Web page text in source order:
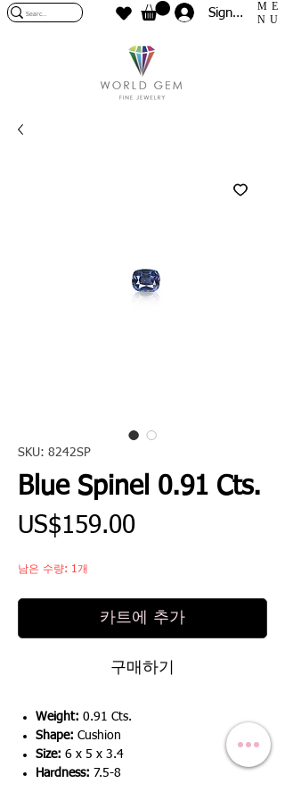
Sign In
ME
NU
SKU: 8242SP
Blue Spinel 0.91 Cts.
US$159.00가
남은 수량: 1개
카트에 추가
구매하기
Weight: 0.91 Cts.
Shape: Cushion
Size: 6 x 5 x 3.4
Hardness: 7.5-8